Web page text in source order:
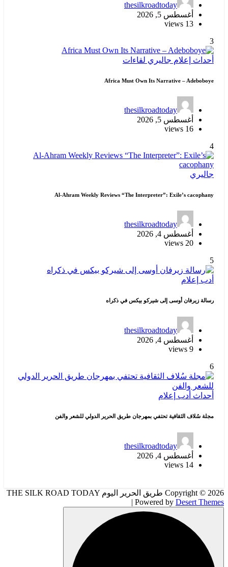
thesilkroadtoday
أغسطس 5, 2026
13 views
3
أحداث إعلام جاليري لقاءات
Africa Must Own Its Narrative – Adeboboye
thesilkroadtoday
أغسطس 5, 2026
16 views
4
جاليري
Al-Ahram Weekly Reviews “The Interpreter”: Exile’s cacophany
thesilkroadtoday
أغسطس 4, 2026
20 views
5
أدب إعلام
رسالة زيرفان أوسى إلى شيركو بيكس في ذكراه
thesilkroadtoday
أغسطس 4, 2026
9 views
6
أحداث أدب إعلام
مجلة سُلاف الثقافية تحتفي بمهرجان طريق الحرير الدولي للشعر والفن
thesilkroadtoday
أغسطس 4, 2026
14 views
Copyright © 2026 طريق الحرير اليوم THE SILK ROAD TODAY
| Powered by Desert Themes